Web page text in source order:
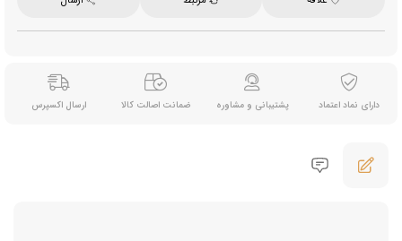
دارای نماد اعتماد پشتیبانی و مشاوره ضمانت اصالت کالا ارسال اکسپرس